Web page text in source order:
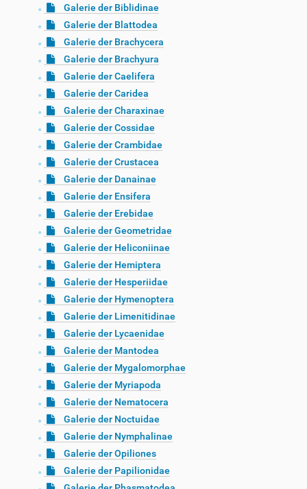
Galerie der Biblidinae
Galerie der Blattodea
Galerie der Brachycera
Galerie der Brachyura
Galerie der Caelifera
Galerie der Caridea
Galerie der Charaxinae
Galerie der Cossidae
Galerie der Crambidae
Galerie der Crustacea
Galerie der Danainae
Galerie der Ensifera
Galerie der Erebidae
Galerie der Geometridae
Galerie der Heliconiinae
Galerie der Hemiptera
Galerie der Hesperiidae
Galerie der Hymenoptera
Galerie der Limenitidinae
Galerie der Lycaenidae
Galerie der Mantodea
Galerie der Mygalomorphae
Galerie der Myriapoda
Galerie der Nematocera
Galerie der Noctuidae
Galerie der Nymphalinae
Galerie der Opiliones
Galerie der Papilionidae